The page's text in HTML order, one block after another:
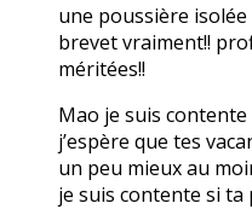
une poussière
brevet vraiment!!
méritées!!
Mao je suis contente
j’espère que tes
un peu mieux au
je suis contente si ta